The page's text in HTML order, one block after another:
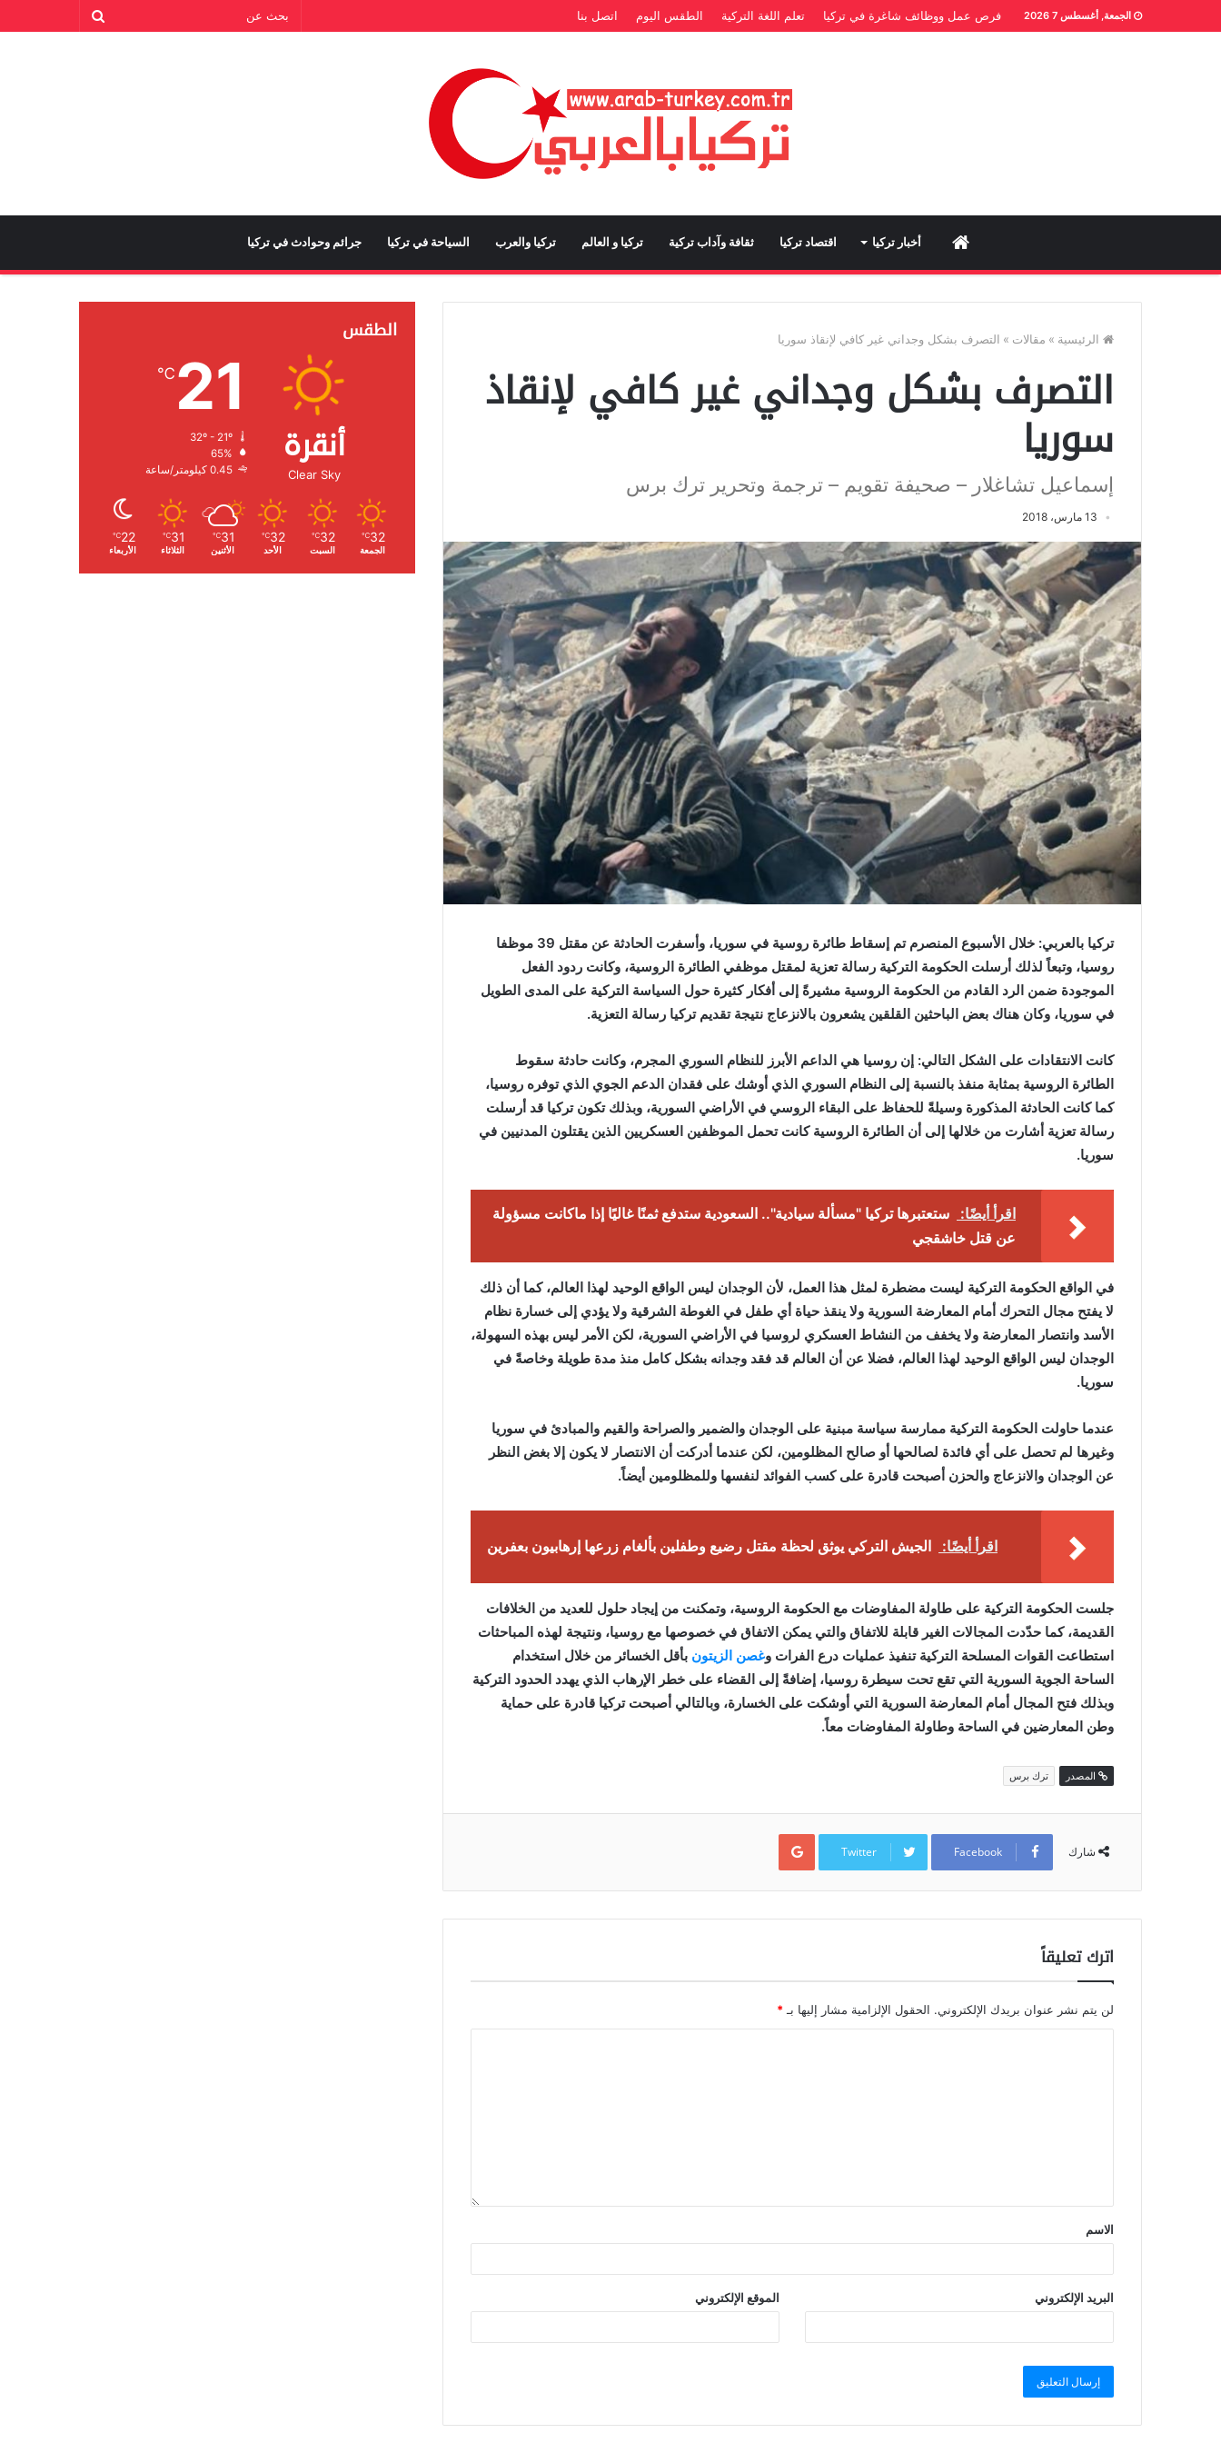
الجمعة, أغسطس 7 2026 فرص عمل ووظائف شاغرة في تركيا تعلم اللغة التركية الطقس اليوم اتصل بنا
Home أخبار تركيا اقتصاد تركيا ثقافة وآداب تركية تركيا و العالم تركيا والعرب السياحة في تركيا جرائم وحوادث في تركيا
الرئيسية » مقالات » التصرف بشكل وجداني غير كافي لإنقاذ سوريا
التصرف بشكل وجداني غير كافي لإنقاذ
سوريا
إسماعيل تشاغلار – صحيفة تقويم – ترجمة وتحرير ترك برس
13 مارس، 2018
تركيا بالعربي: خلال الأسبوع المنصرم تم إسقاط طائرة روسية في سوريا، وأسفرت الحادثة عن مقتل 39 موظفا
روسيا، وتبعاً لذلك أرسلت الحكومة التركية رسالة تعزية لمقتل موظفي الطائرة الروسية، وكانت ردود الفعل
الموجودة ضمن الرد القادم من الحكومة الروسية مشيرةً إلى أفكار كثيرة حول السياسة التركية على المدى الطويل
في سوريا، وكان هناك بعض الباحثين القلقين يشعرون بالانزعاج نتيجة تقديم تركيا رسالة التعزية.
كانت الانتقادات على الشكل التالي: إن روسيا هي الداعم الأبرز للنظام السوري المجرم، وكانت حادثة سقوط
الطائرة الروسية بمثابة منفذ بالنسبة إلى النظام السوري الذي أوشك على فقدان الدعم الجوي الذي توفره روسيا،
كما كانت الحادثة المذكورة وسيلةً للحفاظ على البقاء الروسي في الأراضي السورية، وبذلك تكون تركيا قد أرسلت
رسالة تعزية أشارت من خلالها إلى أن الطائرة الروسية كانت تحمل الموظفين العسكريين الذين يقتلون المدنيين في
سوريا.
اقرأ أيضًا:
ستعتبرها تركيا "مسألة سيادية".. السعودية ستدفع ثمنًا غاليًا إذا ماكانت مسؤولة
عن قتل خاشقجي
في الواقع الحكومة التركية ليست مضطرة لمثل هذا العمل، لأن الوجدان ليس الواقع الوحيد لهذا العالم، كما أن ذلك
لا يفتح مجال التحرك أمام المعارضة السورية ولا ينقذ حياة أي طفل في الغوطة الشرقية ولا يؤدي إلى خسارة نظام
الأسد وانتصار المعارضة ولا يخفف من النشاط العسكري لروسيا في الأراضي السورية، لكن الأمر ليس بهذه السهولة،
الوجدان ليس الواقع الوحيد لهذا العالم، فضلا عن أن العالم قد فقد وجدانه بشكل كامل منذ مدة طويلة وخاصةً في
سوريا.
عندما حاولت الحكومة التركية ممارسة سياسة مبنية على الوجدان والضمير والصراحة والقيم والمبادئ في سوريا
وغيرها لم تحصل على أي فائدة لصالحها أو صالح المظلومين، لكن عندما أدركت أن الانتصار لا يكون إلا بغض النظر
عن الوجدان والانزعاج والحزن أصبحت قادرة على كسب الفوائد لنفسها وللمظلومين أيضاً.
اقرأ أيضًا: الجيش التركي يوثق لحظة مقتل رضيع وطفلين بألغام زرعها إرهابيون بعفرين
جلست الحكومة التركية على طاولة المفاوضات مع الحكومة الروسية، وتمكنت من إيجاد حلول للعديد من الخلافات
القديمة، كما حدّدت المجالات الغير قابلة للاتفاق والتي يمكن الاتفاق في خصوصها مع روسيا، ونتيجة لهذه المباحثات
استطاعت القوات المسلحة التركية تنفيذ عمليات درع الفرات وغصن الزيتون بأقل الخسائر من خلال استخدام
الساحة الجوية السورية التي تقع تحت سيطرة روسيا، إضافةً إلى القضاء على خطر الإرهاب الذي يهدد الحدود التركية
وبذلك فتح المجال أمام المعارضة السورية التي أوشكت على الخسارة، وبالتالي أصبحت تركيا قادرة على حماية
وطن المعارضين في الساحة وطاولة المفاوضات معاً.
المصدر ترك برس
شارك Facebook
Twitter
Google+
اترك تعليقاً
لن يتم نشر عنوان بريدك الإلكتروني. الحقول الإلزامية مشار إليها بـ *
الاسم
البريد الإلكتروني الموقع الإلكتروني
الطقس
أنقرة
Clear Sky
21
℃
الرطوبة:
الرياح:
32
℃
الجمعة
32
℃
السبت
32
℃
الأحد
31
℃
الأثنين
31
℃
الثلاثاء
22
℃
الأربعاء